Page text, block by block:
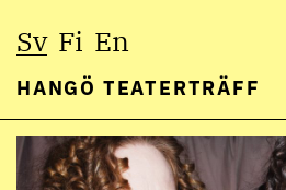
Hoppa
till
Sv Fi En
HANGÖ TEATERTRÄFF